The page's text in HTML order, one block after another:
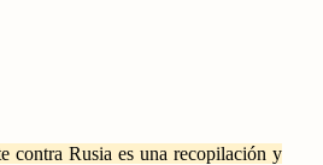
contra Rusia es una recopilación y